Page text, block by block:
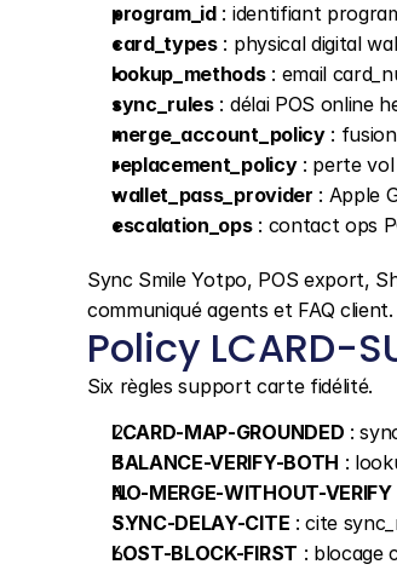
program_id : identifiant
card_types : physical digital
lookup_methods : email
sync_rules : délai POS online
merge_account_policy :
replacement_policy : perte vol
wallet_pass_provider : Apple
escalation_ops : contact ops
Sync Smile Yotpo, POS export,
communiqué agents et FAQ client.
Policy LCARD-
Six règles support carte fidélité.
LCARD-MAP-GROUNDED :
BALANCE-VERIFY-BOTH :
NO-MERGE-WITHOUT-VERIFY
SYNC-DELAY-CITE : cite
LOST-BLOCK-FIRST : blocage